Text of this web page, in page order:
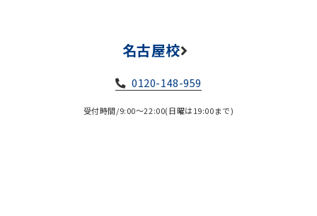
名古屋校
0120-148-959
受付時間/9:00～22:00(日曜は19:00まで)